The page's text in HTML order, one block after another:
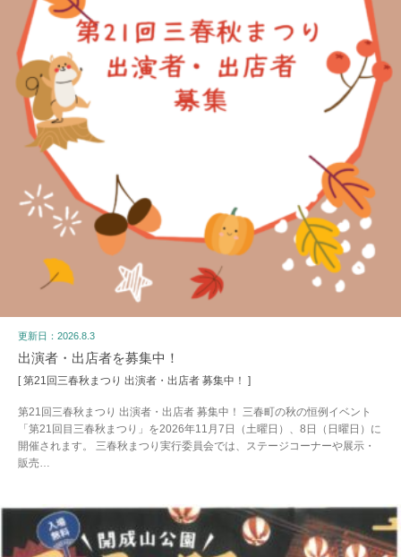
更新日：2026.8.3
出演者・出店者を募集中！
[ 第21回三春秋まつり 出演者・出店者 募集中！ ]
第21回三春秋まつり 出演者・出店者 募集中！ 三春町の秋の恒例イベント
「第21回目三春秋まつり」を2026年11月7日（土曜日）、8日（日曜日）に
開催されます。 三春秋まつり実行委員会では、ステージコーナーや展示・
販売…